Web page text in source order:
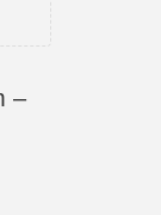
–